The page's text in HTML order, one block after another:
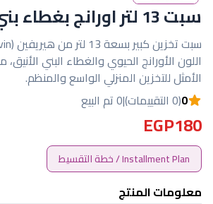
سبت 13 لتر اورانج بغطاء بني هيريفين
اللون الأورانج الحيوي والغطاء البني الأنيق،
الأمثل للتخزين المنزلي الواسع والمنظم.
0(0 التقييمات) |0 تم البيع
EGP180
Installment Plan / خطة التقسيط
معلومات المنتج